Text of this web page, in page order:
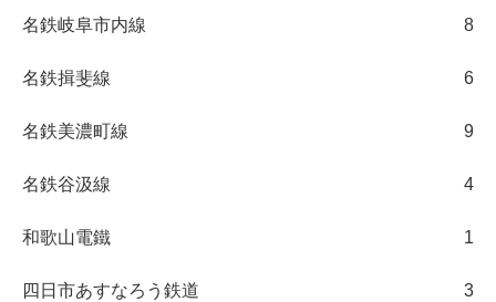
名鉄岐阜市内線 8
名鉄揖斐線 6
名鉄美濃町線 9
名鉄谷汲線 4
和歌山電鐵 1
四日市あすなろう鉄道 3